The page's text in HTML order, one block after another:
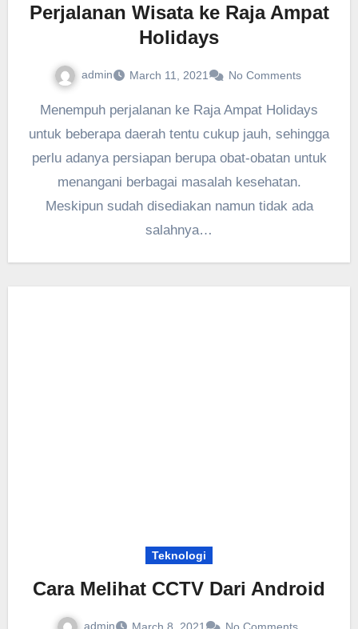
Perjalanan Wisata ke Raja Ampat
Holidays
admin March 11, 2021 No Comments
Menempuh perjalanan ke Raja Ampat Holidays
untuk beberapa daerah tentu cukup jauh, sehingga
perlu adanya persiapan berupa obat-obatan untuk
menangani berbagai masalah kesehatan.
Meskipun sudah disediakan namun tidak ada
salahnya…
Teknologi
Cara Melihat CCTV Dari Android
admin